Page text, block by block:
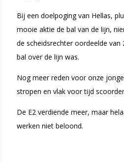
Bij een doelpoging van Hellas,
mooie aktie de bal van de lijn,
de scheidsrechter oordeelde
bal over de lijn was.
Nog meer reden voor onze
stropen en vlak voor tijd
De E2 verdiende meer, maar
werken niet beloond.